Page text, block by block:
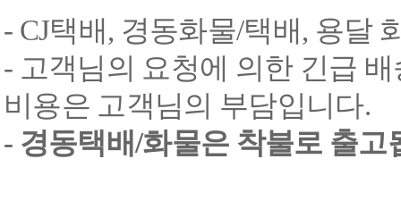
- CJ택배, 경동화물/택배, 용달
- 고객님의 요청에 의한 긴급
비용은 고객님의 부담입니다.
- 경동택배/화물은 착불로 출고